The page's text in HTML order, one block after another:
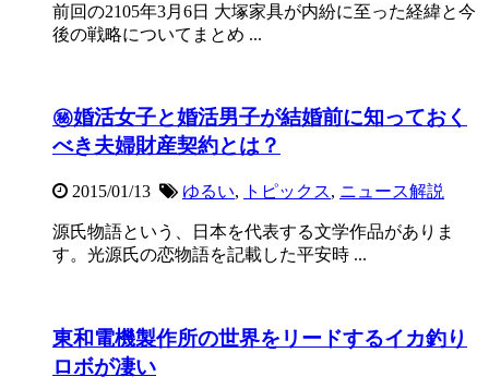
前回の2105年3月6日 大塚家具が内紛に至った経緯と今
後の戦略についてまとめ ...
㊙婚活女子と婚活男子が結婚前に知っておく
べき夫婦財産契約とは？
2015/01/13 ゆるい, トピックス, ニュース解説
源氏物語という、日本を代表する文学作品がありま
す。光源氏の恋物語を記載した平安時 ...
東和電機製作所の世界をリードするイカ釣り
ロボが凄い